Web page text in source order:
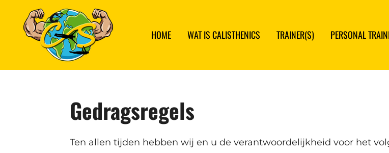
direct
HOME WAT IS CALISTHENICS TRAINER(S) PERSONAL
Gedragsregels
Ten allen tijden hebben wij en u de verantwoordelijkheid voor het